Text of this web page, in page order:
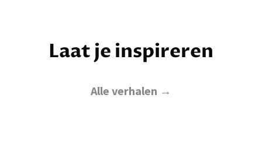
Laat je inspireren
Alle verhalen →